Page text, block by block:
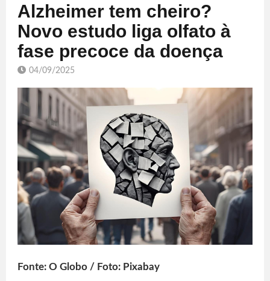
Alzheimer tem cheiro?
Novo estudo liga olfato à
fase precoce da doença
04/09/2025
Fonte: O Globo / Foto: Pixabay